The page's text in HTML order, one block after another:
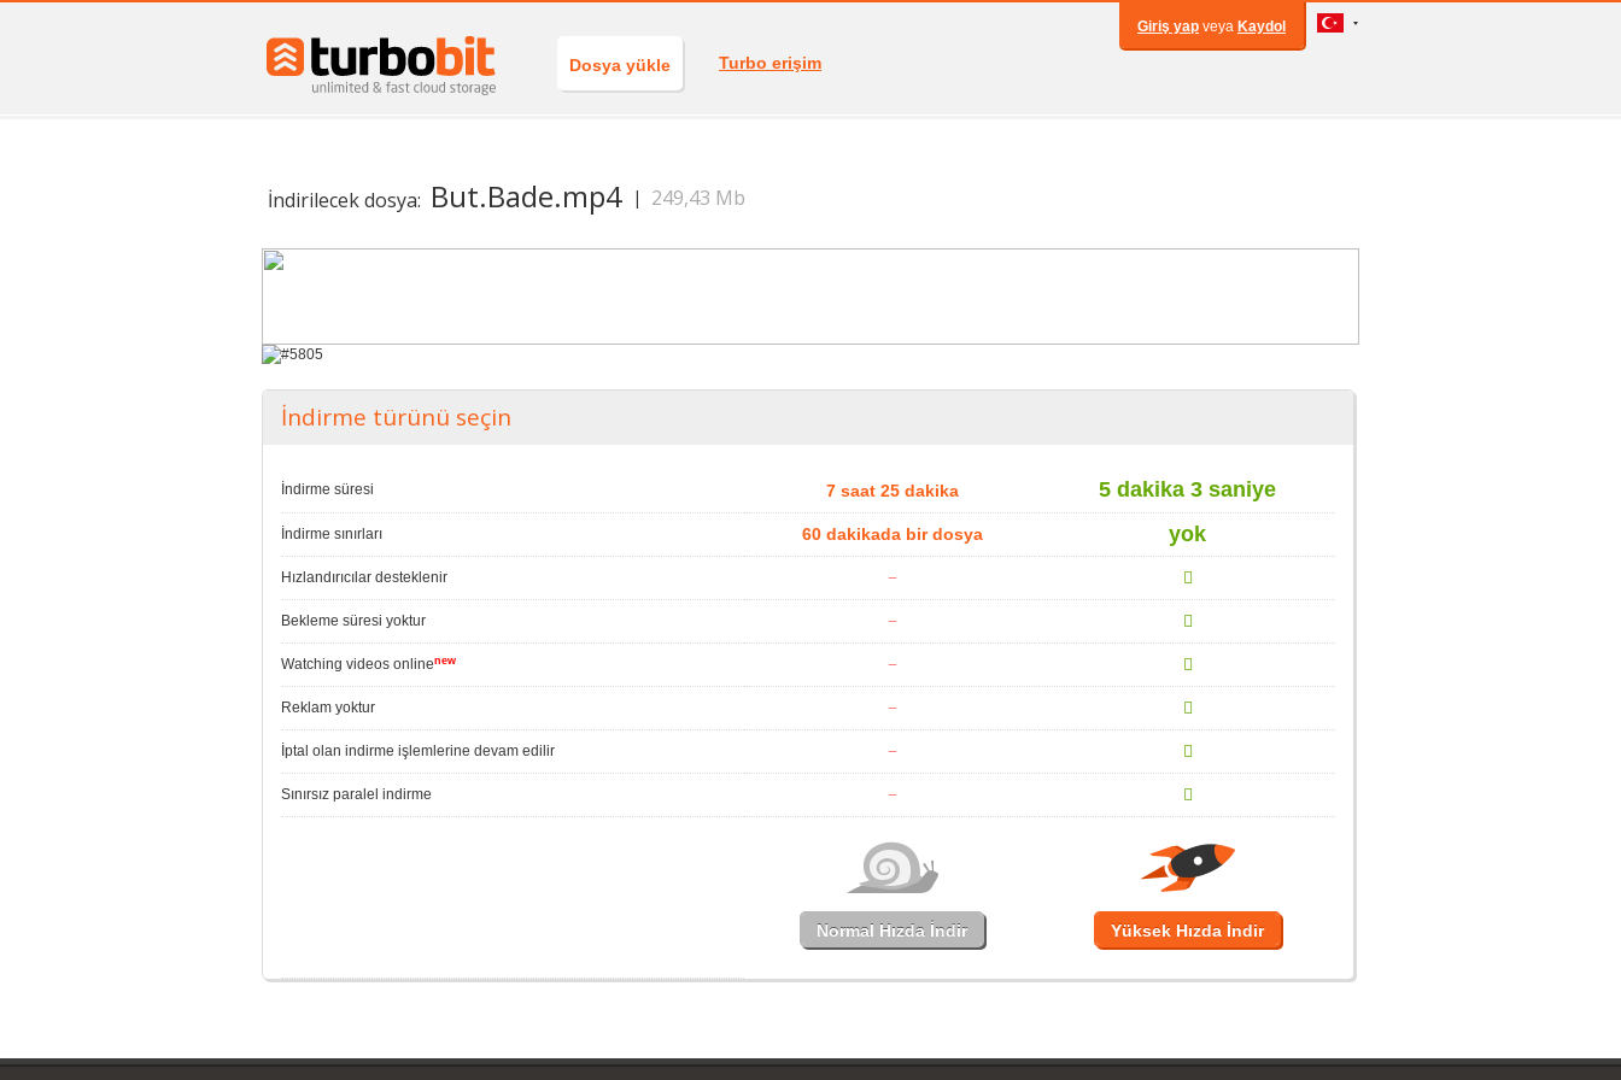
Giriş yap veya Kaydol
Dosya yükle Turbo erişim
İndirilecek dosya: But.Bade.mp4 | 249,43 Mb
İndirme türünü seçin
İndirme süresi 7 saat 25 dakika 5 dakika 3 saniye
İndirme sınırları 60 dakikada bir dosya yok
Hızlandırıcılar desteklenir
Bekleme süresi yoktur
Watching videos onlinenew
Reklam yoktur
İptal olan indirme işlemlerine devam edilir
Sınırsız paralel indirme
Normal Hızda İndir Yüksek Hızda İndir